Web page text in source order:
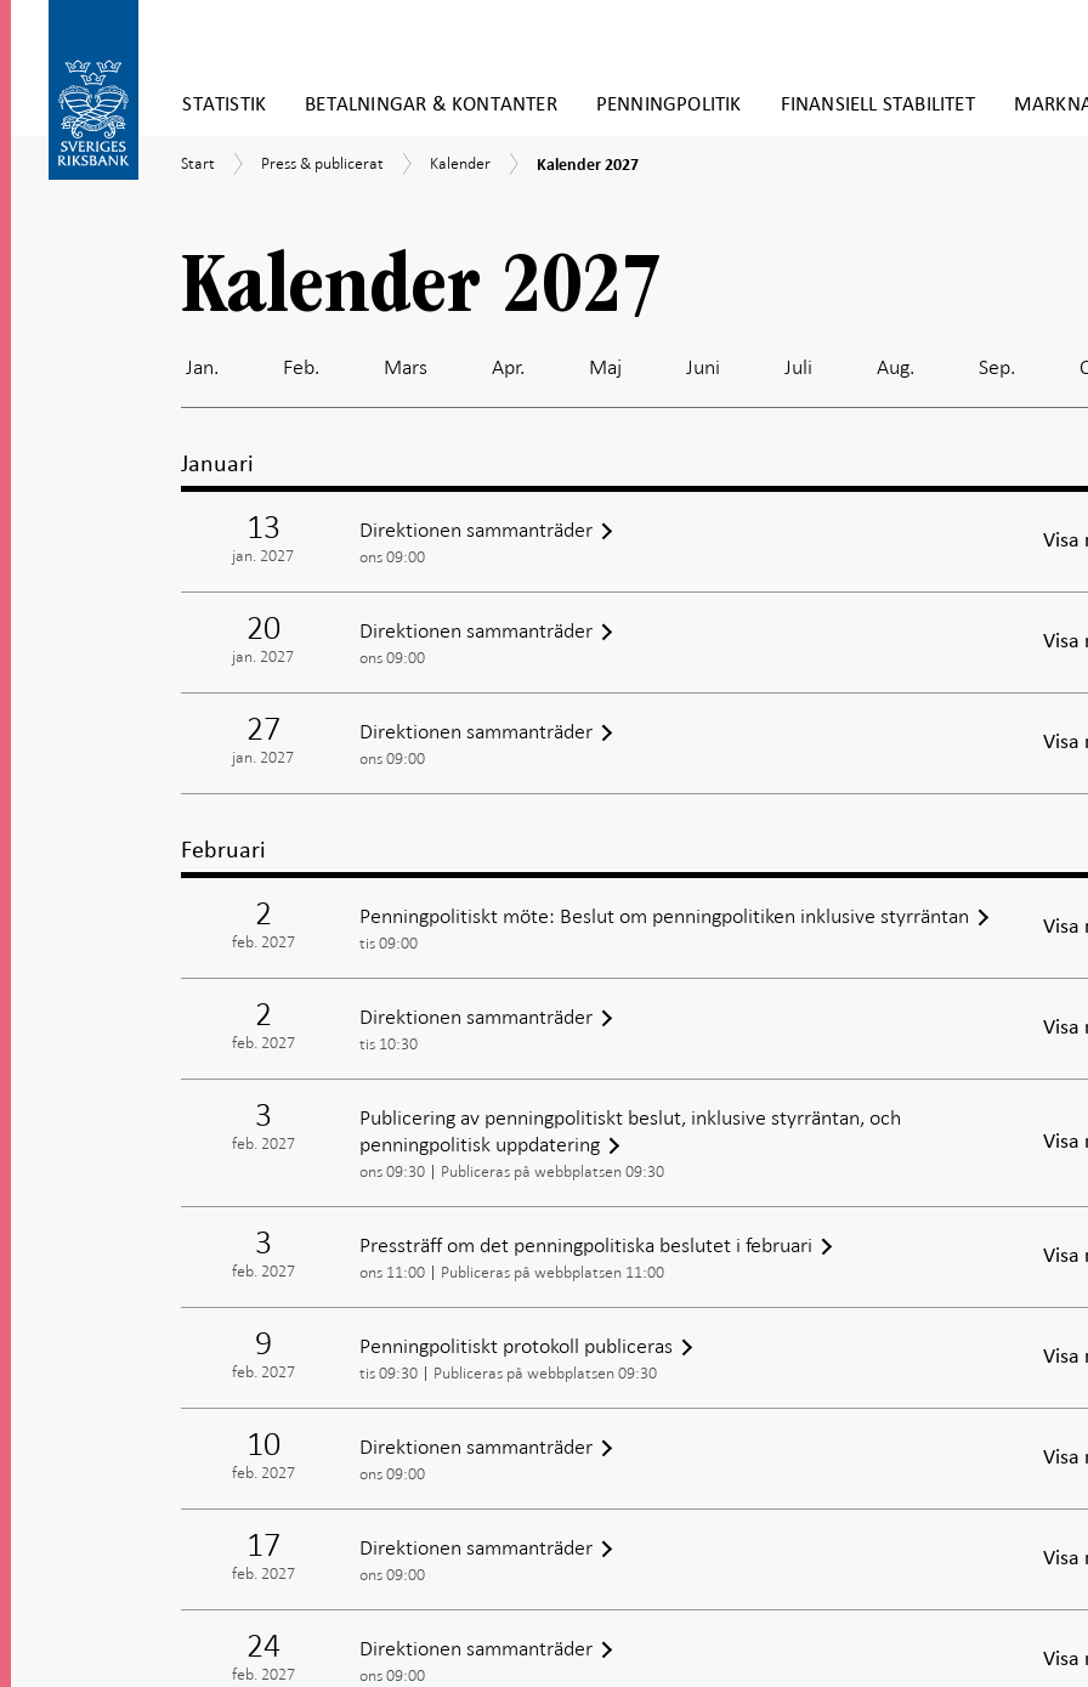
direkt
innehåll
STATISTIK BETALNINGAR & KONTANTER PENNINGPOLITIK FINANSIELL STABILITET
till
Start
Start
Press
Press & publicerat Kalender
Kalender
Kalender
Kalender 2027
Kalender 2027
Jan. Feb. Mars Apr. Maj Juni Juli Aug. Sep.
Januari
13
jan. 2027
Direktionen sammanträder
ons 09:00
Visa
20
jan. 2027
Direktionen sammanträder
ons 09:00
Visa
27
jan. 2027
Direktionen sammanträder
ons 09:00
Visa
Februari
2
feb. 2027
Penningpolitiskt möte: Beslut om penningpolitiken inklusive styrräntan
tis 09:00
Visa
2
feb. 2027
Direktionen sammanträder
tis 10:30
Visa
3
feb. 2027
Publicering av penningpolitiskt beslut, inklusive styrräntan, och
penningpolitisk uppdatering
ons 09:30 Publiceras på webbplatsen 09:30
Visa
3
feb. 2027
Pressträff om det penningpolitiska beslutet i februari
ons 11:00 Publiceras på webbplatsen 11:00
Visa
9
feb. 2027
Penningpolitiskt protokoll publiceras
tis 09:30 Publiceras på webbplatsen 09:30
Visa
10
feb. 2027
Direktionen sammanträder
ons 09:00
Visa
17
feb. 2027
Direktionen sammanträder
ons 09:00
Visa
24
feb. 2027
Direktionen sammanträder
ons 09:00
Visa